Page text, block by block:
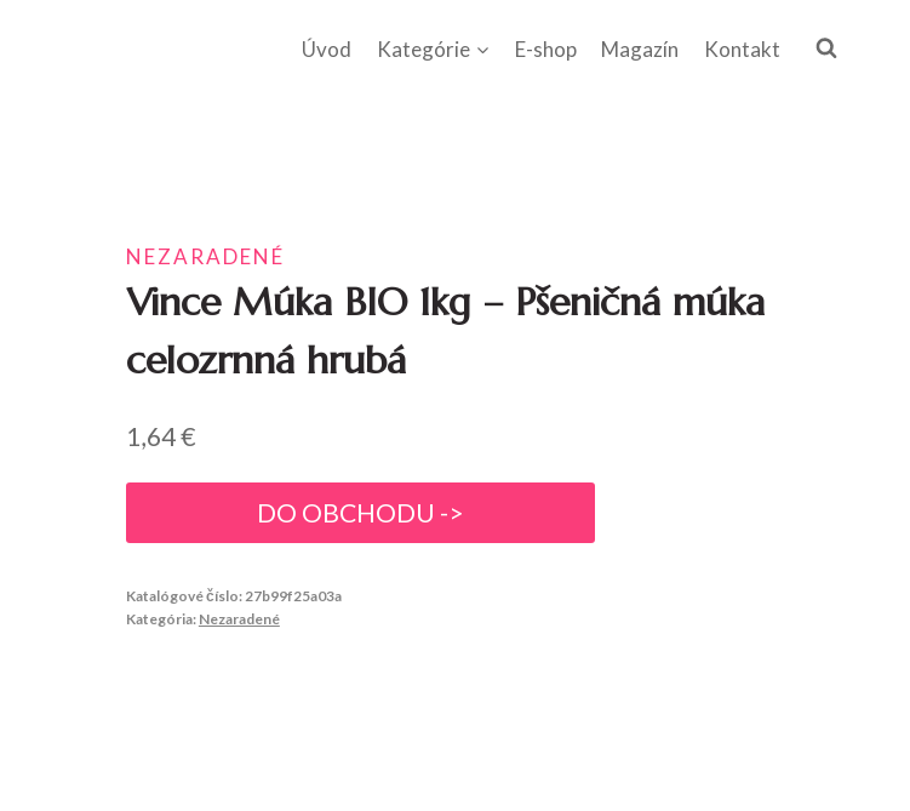
Úvod Kategórie E-shop Magazín Kontakt
NEZARADENÉ
Vince Múka BIO 1kg – Pšeničná múka
celozrnná hrubá
1,64€
DO OBCHODU ->
Katalógové číslo: 27b99f25a03a
Kategória: Nezaradené